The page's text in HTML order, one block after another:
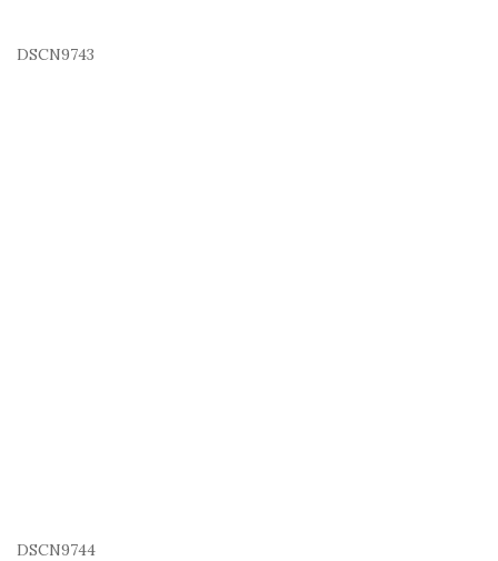
DSCN9743
DSCN9744